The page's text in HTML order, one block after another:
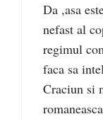
Da ,asa
nefast al
regimul
faca sa
Craciun si